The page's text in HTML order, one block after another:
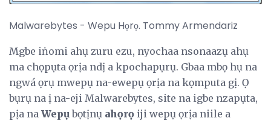
Malwarebytes - Wepu Họrọ. Tommy Armendariz
Mgbe iṅomi ahụ zuru ezu, nyochaa nsonaazụ ahụ
ma chọpụta ọrịa ndị a kpochapụrụ. Gbaa mbọ hụ na
ngwá ọrụ mwepụ na-ewepụ ọrịa na kọmputa gị. Ọ
bụrụ na ị na-eji Malwarebytes, site na igbe nzapụta,
pịa na Wepụbọtịnụ ahọrọ iji wepụ ọrịa niile a